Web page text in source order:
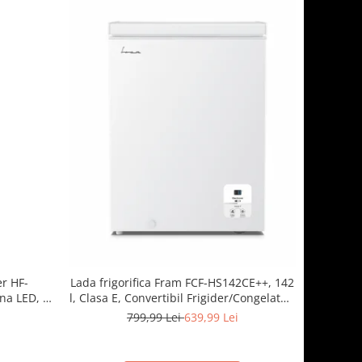
HF-
LED, 3
Lada frigorifica Fram FCF-HS142CE++, 142
l, Clasa E, Convertibil Frigider/Congelator,
Control electronic, Display digital, Alb
799,99 Lei639,99 Lei